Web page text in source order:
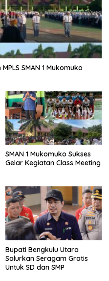
SMAN 1 Mukomuko
SMAN 1 Mukomuko Sukses
Gelar Kegiatan Class Meeting
Bupati Bengkulu Utara
Salurkan Seragam Gratis
Untuk SD dan SMP